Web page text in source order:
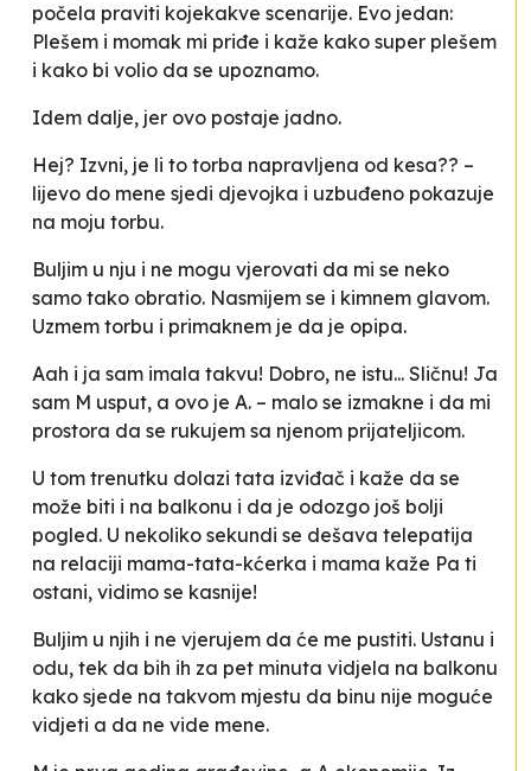
počela praviti kojekakve scenarije. Evo jedan:
Plešem i momak mi priđe i kaže kako super plešem
i kako bi volio da se upoznamo.
Idem dalje, jer ovo postaje jadno.
Hej? Izvni, je li to torba napravljena od kesa?? –
lijevo do mene sjedi djevojka i uzbuđeno pokazuje
na moju torbu.
Buljim u nju i ne mogu vjerovati da mi se neko
samo tako obratio. Nasmijem se i kimnem glavom.
Uzmem torbu i primaknem je da je opipa.
Aah i ja sam imala takvu! Dobro, ne istu... Sličnu! Ja
sam M usput, a ovo je A. – malo se izmakne i da mi
prostora da se rukujem sa njenom prijateljicom.
U tom trenutku dolazi tata izviđač i kaže da se
može biti i na balkonu i da je odozgo još bolji
pogled. U nekoliko sekundi se dešava telepatija
na relaciji mama-tata-kćerka i mama kaže Pa ti
ostani, vidimo se kasnije!
Buljim u njih i ne vjerujem da će me pustiti. Ustanu i
odu, tek da bih ih za pet minuta vidjela na balkonu
kako sjede na takvom mjestu da binu nije moguće
vidjeti a da ne vide mene.